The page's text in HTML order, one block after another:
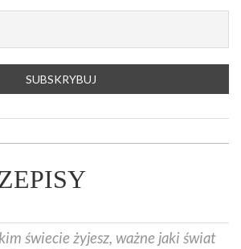
świecie żyjesz, ważne jaki świat